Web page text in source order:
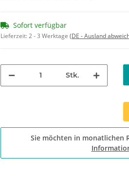
Sofort verfügbar
Lieferzeit:2 - 3 Werktage (DE - Ausland
Stk.
Sie möchten in monatlichen